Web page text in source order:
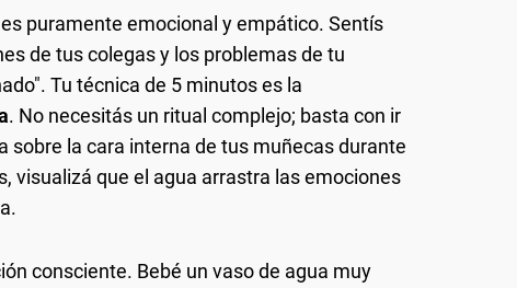
puramente emocional y empático. Sentís
de tus colegas y los problemas de tu
Tu técnica de 5 minutos es la
. No necesitás un ritual complejo; basta con ir
sobre la cara interna de tus muñecas durante
visualizá que el agua arrastra las emociones
consciente. Bebé un vaso de agua muy